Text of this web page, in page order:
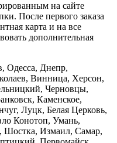
на сайте
После первого заказа
карта и на все
дополнительная
Одесса, Днепр,
Винница, Херсон,
Черновцы,
Каменское,
Луцк, Белая Церковь,
Конотоп, Умань,
Шостка, Измаил, Самар,